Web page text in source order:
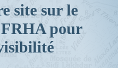
site sur le
pour